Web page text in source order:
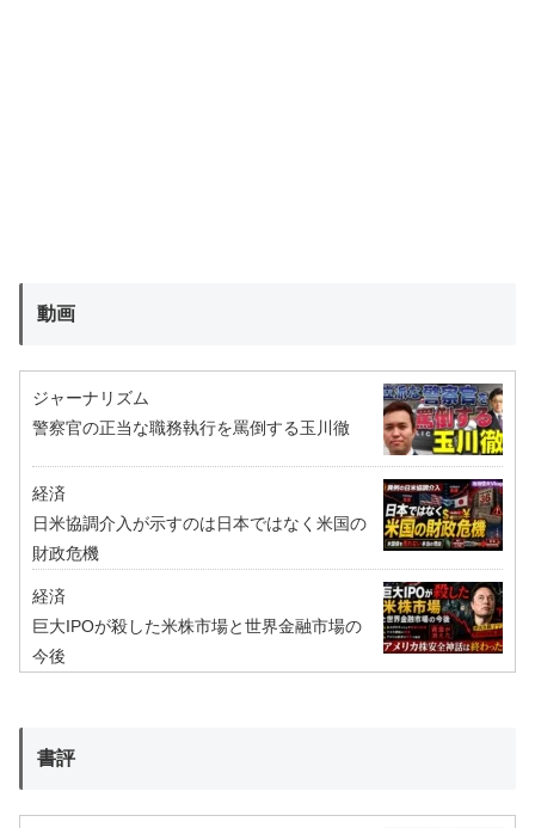
動画
ジャーナリズム
警察官の正当な職務執行を罵倒する玉川徹
経済
日米協調介入が示すのは日本ではなく米国の
財政危機
経済
巨大IPOが殺した米株市場と世界金融市場の
今後
書評